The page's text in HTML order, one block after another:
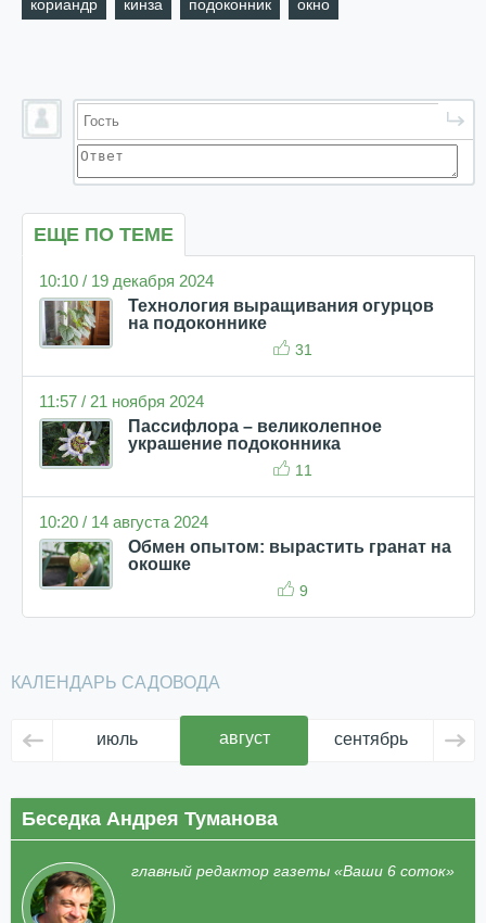
кориандр кинза подоконник окно
ЕЩЕ ПО ТЕМЕ
10:10 / 19 декабря 2024
Технология выращивания огурцов
на подоконнике
31
11:57 / 21 ноября 2024
Пассифлора – великолепное
украшение подоконника
11
10:20 / 14 августа 2024
Обмен опытом: вырастить гранат на
окошке
9
КАЛЕНДАРЬ САДОВОДА
июль август сентябрь
Беседка Андрея Туманова
главный редактор газеты «Ваши 6 соток»